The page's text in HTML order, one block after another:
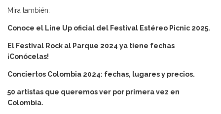
Mira también:
Conoce el Line Up oficial del Festival Estéreo Picnic 2025.
El Festival Rock al Parque 2024 ya tiene fechas
¡Conócelas!
Conciertos Colombia 2024: fechas, lugares y precios.
50 artistas que queremos ver por primera vez en
Colombia.